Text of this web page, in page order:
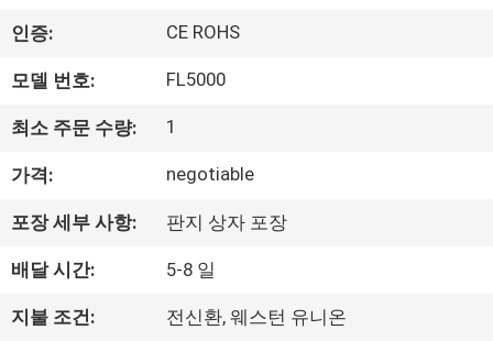
사
소
공
장
견
학
인증: CE ROHS
모델 번호: FL5000
최소 주문 수량: 1
가격: negotiable
포장 세부 사항: 판지 상자 포장
배달 시간: 5-8 일
지불 조건: 전신환, 웨스턴 유니온